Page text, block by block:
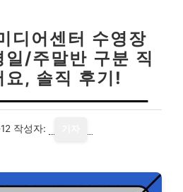
디어센터 수영장
/주말반 구분 직
요, 솔직 후기!
작성자: